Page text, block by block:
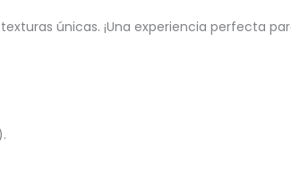
únicas. ¡Una experiencia perfecta